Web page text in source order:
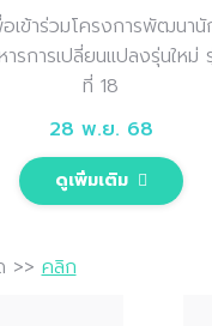
อเข้าร่วมโครงการพัฒนานั
ารการเปลี่ยนแปลงรุ่นใหม่
ที่ 18
28 พ.ย. 68
ดูเพิ่มเติม
>> คลิก